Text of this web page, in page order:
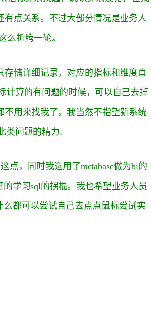
有点关系。不过大部分情况是业务人
么折腾一轮。
储详细记录，对应的指标和维度直
计算的有问题的时候，可以自己去掉
用来找我了。我当然不指望新系统
类问题的精力。
点，同时我选用了metabase做为bi的
的学习sql的拐棍。我也希望业务人员
么都可以尝试自己去点点鼠标尝试实